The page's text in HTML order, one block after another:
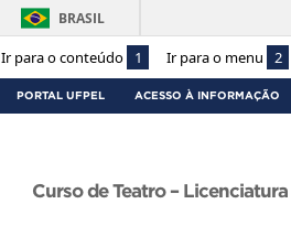
Ir para o conteúdo 1 Ir para o menu 2
BRASIL
PORTAL UFPEL ACESSO À INFORMAÇÃO
Curso de Teatro – Licenciatura